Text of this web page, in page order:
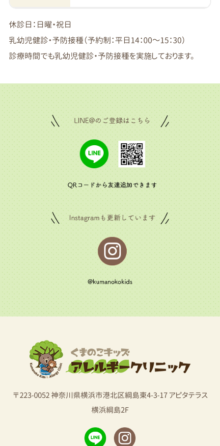
休診日：日曜・祝日
乳幼児健診・予防接種（予約制：平日14：00～15：30）
診療時間でも乳幼児健診・予防接種を実施しております。
〒223-0052 神奈川県横浜市港北区綱島東4-3-17 アピタテラス
横浜綱島2F